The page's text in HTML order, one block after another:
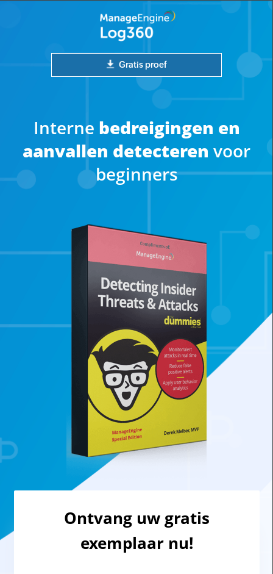
Gratis proef
Interne bedreigingen en
aanvallen detecteren voor
beginners
Ontvang uw gratis
exemplaar nu!